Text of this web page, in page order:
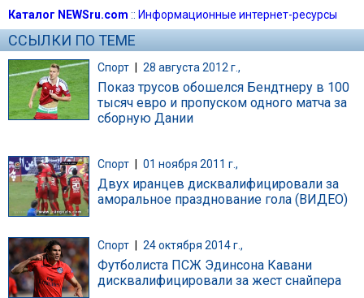
Каталог NEWSru.com :: Информационные интернет-ресурсы
ССЫЛКИ ПО ТЕМЕ
Спорт | 28 августа 2012 г.,
Показ трусов обошелся Бендтнеру в 100
тысяч евро и пропуском одного матча за
сборную Дании
Спорт 01 ноября 2011 г.,
Двух иранцев дисквалифицировали за
аморальное празднование гола (ВИДЕО)
Спорт 24 октября 2014 г.,
Футболиста ПСЖ Эдинсона Кавани
дисквалифицировали за жест снайпера